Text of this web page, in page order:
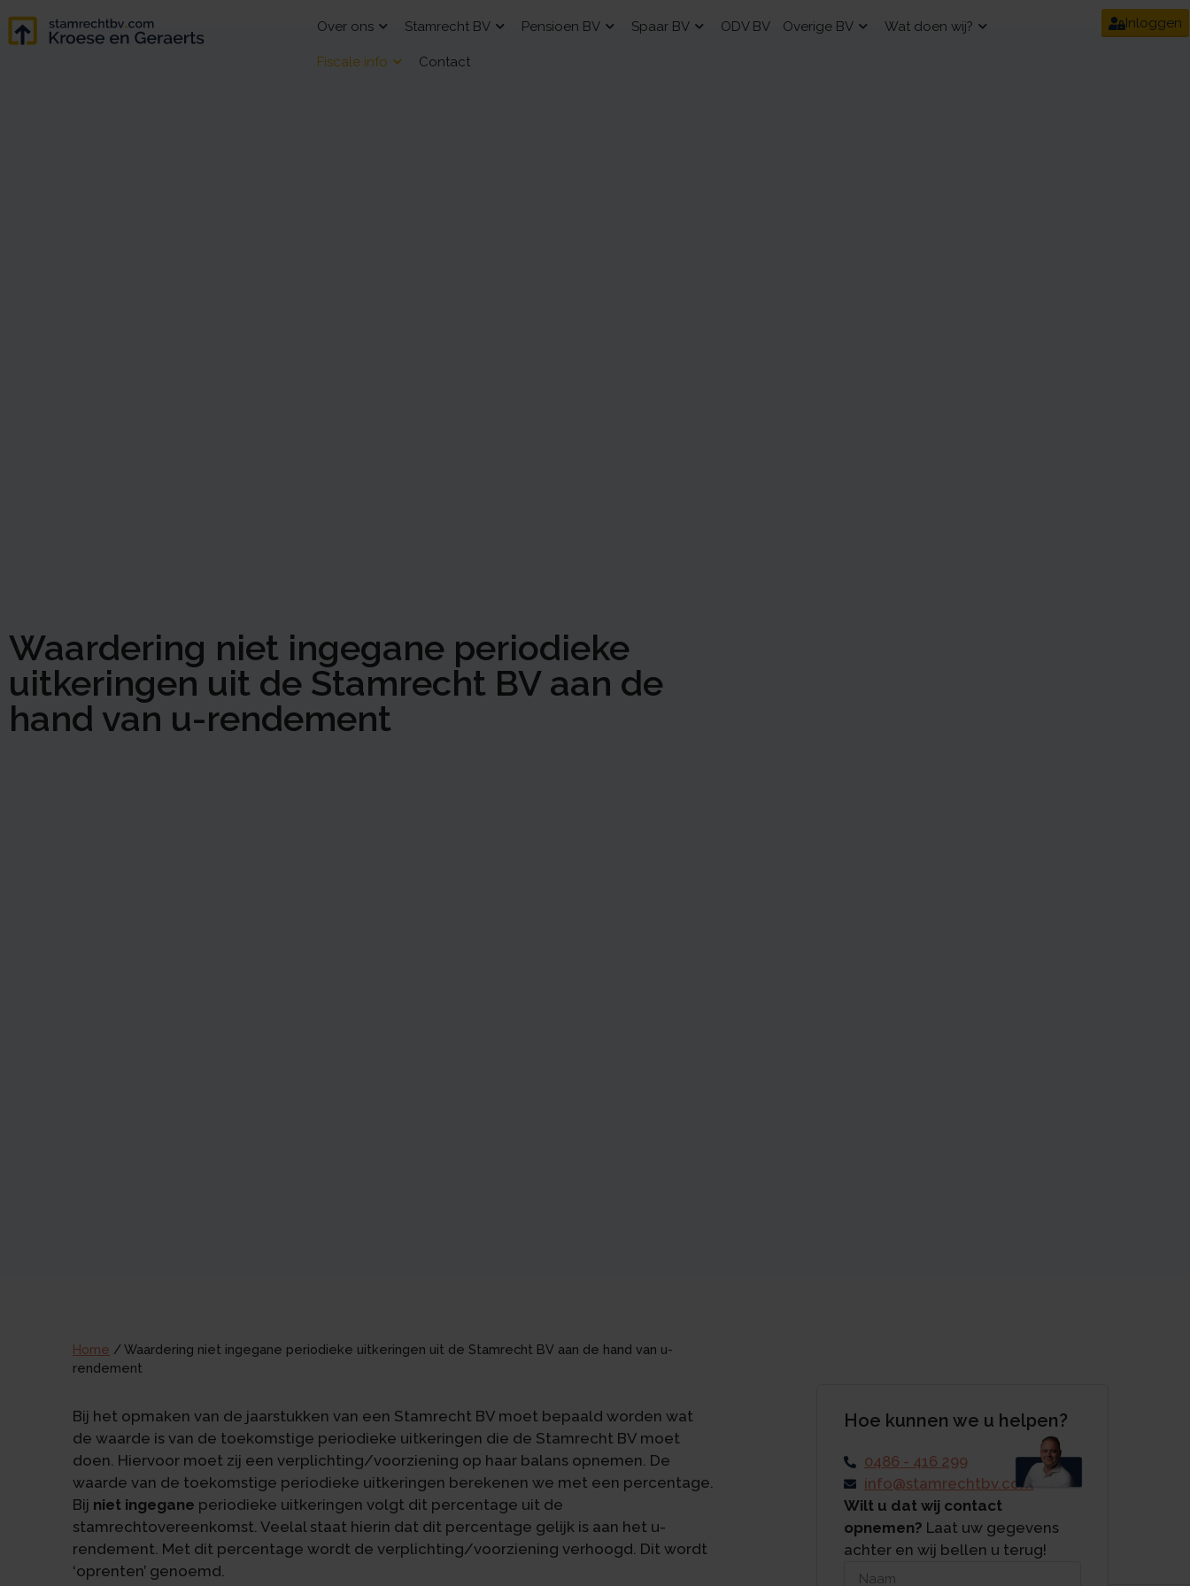
Over ons Stamrecht BV Pensioen BV Spaar BV ODV BV Overige BV Wat doen wij?
Fiscale info Contact
Inloggen
Waardering niet ingegane periodieke
uitkeringen uit de Stamrecht BV aan de
hand van u-rendement
Home / Waardering niet ingegane periodieke uitkeringen uit de Stamrecht BV aan de hand van u-
rendement
Bij het opmaken van de jaarstukken van een Stamrecht BV moet bepaald worden wat
de waarde is van de toekomstige periodieke uitkeringen die de Stamrecht BV moet
doen. Hiervoor moet zij een verplichting/voorziening op haar balans opnemen. De
waarde van de toekomstige periodieke uitkeringen berekenen we met een percentage.
Bij niet ingegane periodieke uitkeringen volgt dit percentage uit de
stamrechtovereenkomst. Veelal staat hierin dat dit percentage gelijk is aan het u-
rendement. Met dit percentage wordt de verplichting/voorziening verhoogd. Dit wordt
‘oprenten’ genoemd.
Hoe kunnen we u helpen?
0486 - 416 299
info@stamrechtbv.com
Wilt u dat wij contact
opnemen? Laat uw gegevens
achter en wij bellen u terug!